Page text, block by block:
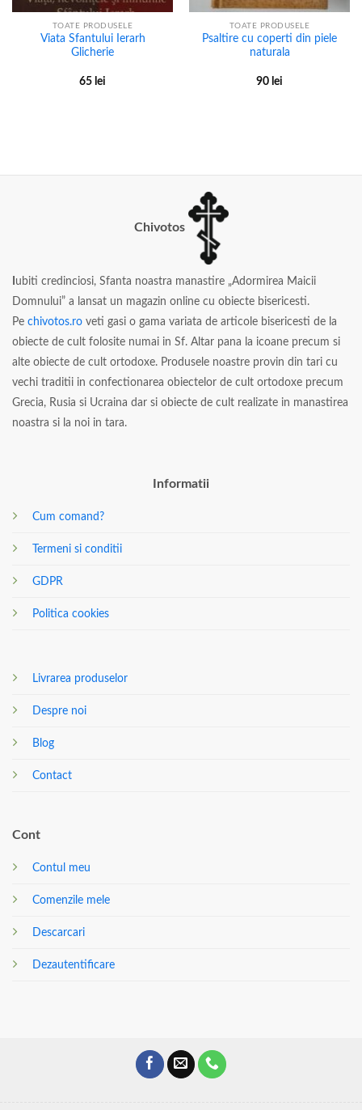
TOATE PRODUSELE
Viata Sfantului Ierarh
Glicherie
65 lei
TOATE PRODUSELE
Psaltire cu coperti din piele
naturala
90 lei
Chivotos
ubiti credinciosi, Sfanta noastra manastire „Adormirea Maicii
Domnului” a lansat un magazin online cu obiecte bisericesti.
Pe chivotos.ro veti gasi o gama variata de articole bisericesti de la
obiecte de cult folosite numai in Sf. Altar pana la icoane precum si
alte obiecte de cult ortodoxe. Produsele noastre provin din tari cu
vechi traditii in confectionarea obiectelor de cult ortodoxe precum
Grecia, Rusia si Ucraina dar si obiecte de cult realizate in manastirea
noastra si la noi in tara.
Informatii
Cum comand?
Termeni si conditii
GDPR
Politica cookies
Livrarea produselor
Despre noi
Blog
Contact
Cont
Contul meu
Comenzile mele
Descarcari
Dezautentificare